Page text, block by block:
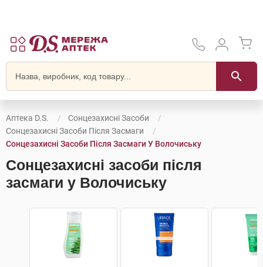
Аптека D.S.
Сонцезахисні Засоби
Сонцезахисні Засоби Після Засмаги
Сонцезахисні Засоби Після Засмаги У Волочиську
Сонцезахисні засоби після
засмаги у Волочиську